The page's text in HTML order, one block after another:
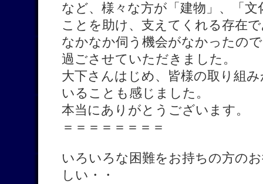
など、様々な方が「建物」、「
ことを助け、支えてくれる存在
なかなか伺う機会がなかったの
過ごさせていただきました。
大下さんはじめ、皆様の取り組
いることも感じました。
本当にありがとうございます。
＝＝＝＝＝＝＝＝
いろいろな困難をお持ちの方の
しい・・